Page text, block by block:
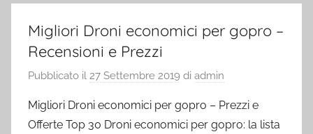
Migliori Droni economici per gopro –
Recensioni e Prezzi
Pubblicato il 27 Settembre 2019 di admin
Migliori Droni economici per gopro – Prezzi e
Offerte Top 30 Droni economici per gopro: la lista